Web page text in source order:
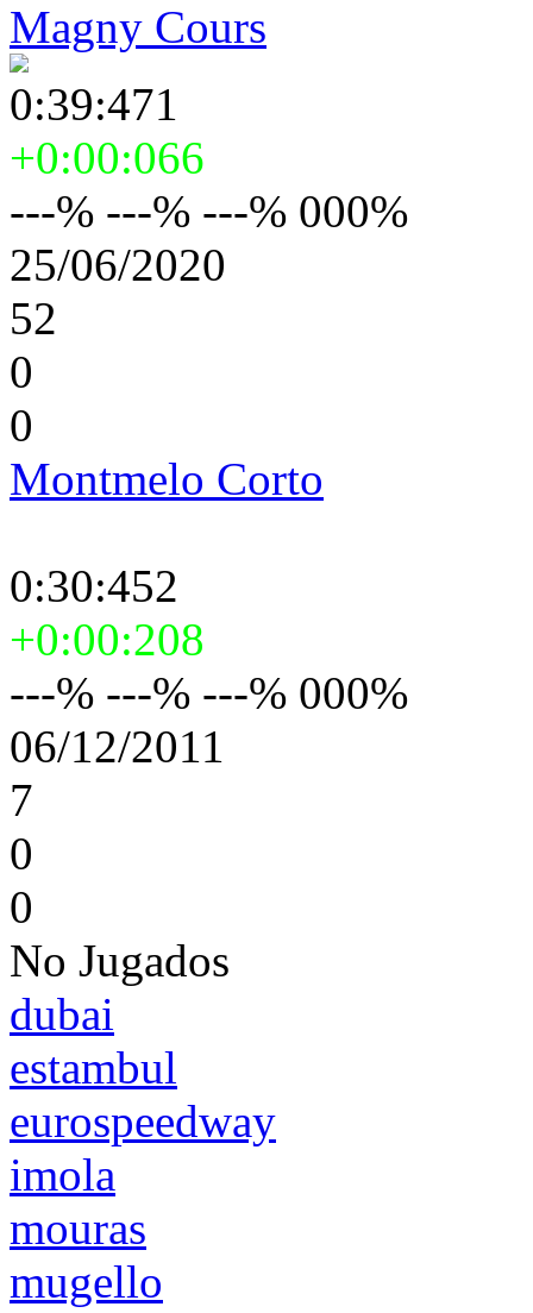
Magny Cours
0:39:471
+0:00:066
---% ---% ---% 000%
25/06/2020
52
0
0
Montmelo Corto
0:30:452
+0:00:208
---% ---% ---% 000%
06/12/2011
7
0
0
No Jugados
dubai
estambul
eurospeedway
imola
mouras
mugello